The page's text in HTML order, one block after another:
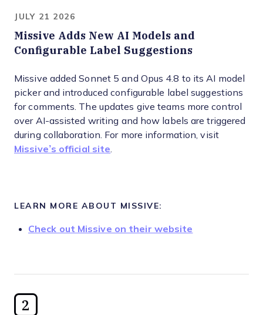
JULY 21 2026
Missive Adds New AI Models and
Configurable Label Suggestions
Missive added Sonnet 5 and Opus 4.8 to its AI model
picker and introduced configurable label suggestions
for comments. The updates give teams more control
over AI-assisted writing and how labels are triggered
during collaboration. For more information, visit
Missive’s official site
LEARN MORE ABOUT MISSIVE:
Check out Missive on their website
2